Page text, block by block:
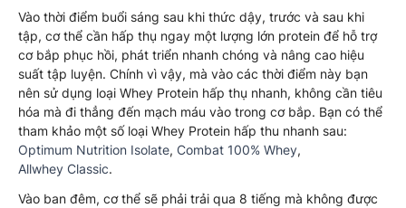
Vào thời điểm buổi sáng sau khi thức dậy, trước và sau khi
tập, cơ thể cần hấp thụ ngay một lượng lớn protein để hỗ trợ
cơ bắp phục hồi, phát triển nhanh chóng và nâng cao hiệu
suất tập luyện. Chính vì vậy, mà vào các thời điểm này bạn
nên sử dụng loại Whey Protein hấp thụ nhanh, không cần tiêu
hóa mà đi thẳng đến mạch máu vào trong cơ bắp. Bạn có thể
tham khảo một số loại Whey Protein hấp thu nhanh sau:
Optimum Nutrition Isolate, Combat 100% Whey,
Allwhey Classic.
Vào ban đêm, cơ thể sẽ phải trải qua 8 tiếng mà không được